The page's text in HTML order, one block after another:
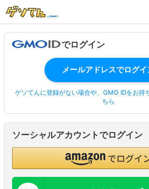
でログイン
ゲソてんに登録がない場合や、GMO IDをお持
ちら
ソーシャルアカウントでログイン